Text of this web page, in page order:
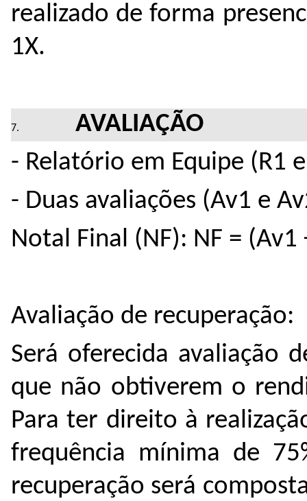
realizado de forma
1X.
AVALIAÇÃO
- Relatório em Equipe (R1
- Duas avaliações (Av1 e
Notal Final (NF): NF = (Av1
Avaliação de recuperação:
Será oferecida avaliação
que não obtiverem o
Para ter direito à
frequência mínima de
recuperação será